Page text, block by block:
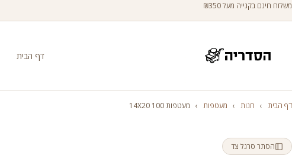
משלוח חינם בקנייה מעל ₪350
דף הבית
דף הבית › חנות › מעטפות › מעטפות 100 14X20
הסתר סרגל צד